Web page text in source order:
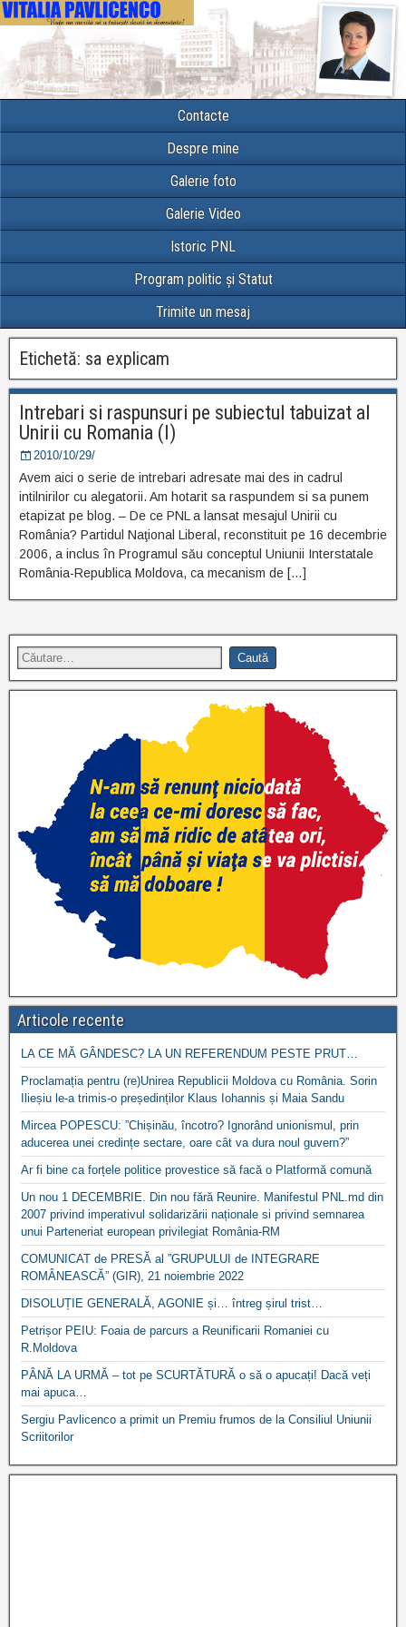
Contacte
Despre mine
Galerie foto
Galerie Video
Istoric PNL
Program politic și Statut
Trimite un mesaj
Etichetă: sa explicam
Intrebari si raspunsuri pe subiectul tabuizat al
Unirii cu Romania (I)
2010/10/29/
Avem aici o serie de intrebari adresate mai des in cadrul
intilnirilor cu alegatorii. Am hotarit sa raspundem si sa punem
etapizat pe blog. – De ce PNL a lansat mesajul Unirii cu
România? Partidul Naţional Liberal, reconstituit pe 16 decembrie
2006, a inclus în Programul său conceptul Uniunii Interstatale
România-Republica Moldova, ca mecanism de […]
Articole recente
LA CE MĂ GÂNDESC? LA UN REFERENDUM PESTE PRUT…
Proclamația pentru (re)Unirea Republicii Moldova cu România. Sorin
Ilieșiu le-a trimis-o președinților Klaus Iohannis și Maia Sandu
Mircea POPESCU: ”Chișinău, încotro? Ignorând unionismul, prin
aducerea unei credințe sectare, oare cât va dura noul guvern?”
Ar fi bine ca forțele politice provestice să facă o Platformă comună
Un nou 1 DECEMBRIE. Din nou fără Reunire. Manifestul PNL.md din
2007 privind imperativul solidarizării naționale si privind semnarea
unui Parteneriat european privilegiat România-RM
COMUNICAT de PRESĂ al ”GRUPULUI de INTEGRARE
ROMÂNEASCĂ” (GIR), 21 noiembrie 2022
DISOLUȚIE GENERALĂ, AGONIE și… întreg șirul trist…
Petrișor PEIU: Foaia de parcurs a Reunificarii Romaniei cu
R.Moldova
PÂNĂ LA URMĂ – tot pe SCURTĂTURĂ o să o apucați! Dacă veți
mai apuca…
Sergiu Pavlicenco a primit un Premiu frumos de la Consiliul Uniunii
Scriitorilor